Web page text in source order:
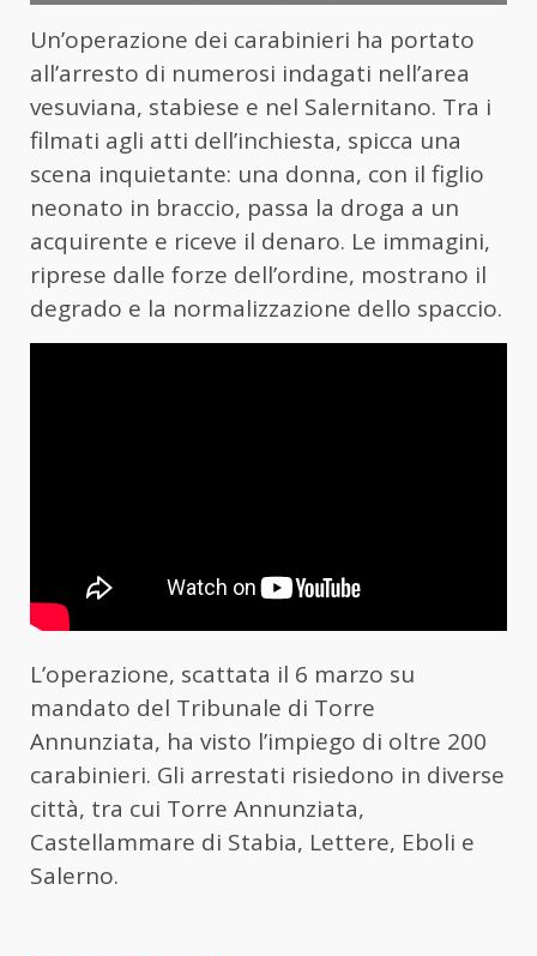
Un’operazione dei carabinieri ha portato
all’arresto di numerosi indagati nell’area
vesuviana, stabiese e nel Salernitano. Tra i
filmati agli atti dell’inchiesta, spicca una
scena inquietante: una donna, con il figlio
neonato in braccio, passa la droga a un
acquirente e riceve il denaro. Le immagini,
riprese dalle forze dell’ordine, mostrano il
degrado e la normalizzazione dello spaccio.
L’operazione, scattata il 6 marzo su
mandato del Tribunale di Torre
Annunziata, ha visto l’impiego di oltre 200
carabinieri. Gli arrestati risiedono in diverse
città, tra cui Torre Annunziata,
Castellammare di Stabia, Lettere, Eboli e
Salerno.